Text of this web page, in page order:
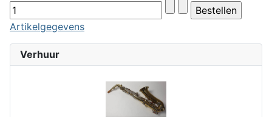
Verhuur
Artikelgegevens